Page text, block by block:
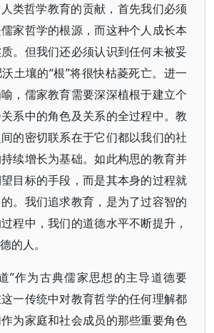
类哲学教育的贡献，首先我们必须
家哲学的根源，而这种个人成长本
。但我们还必须认识到任何未被妥
土壤的“根”将很快枯菱死亡。进一
，儒家教育需要深深植根于建立个
系中的角色及关系的全过程中。教
的密切联系在于它们都以我们的社
续增长为基础。如此构思的教育并
目标的手段，而是其本身的过程就
。我们追求教育，是为了过容智的
程中，我们的道德水平不断提升，
的人。
”作为古典儒家思想的主导道德要
一传统中对教育哲学的任何理解都
为家庭和社会成员的那些重要角色